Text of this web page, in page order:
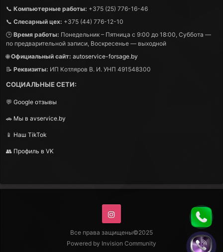
📞 Компьютерные работы: +375 (25) 776-16-46
📞 Слесарный цех: +375 (44) 776-12-10
🕒 Время работы: Понедельник – Пятница с 9:00 до 18:00, Суббота —
по предварительной записи, Воскресенье — выходной
🌐Официальный сайт: autoservice-forsage.by
📝 Реквизиты: ИП Котляров В. И. УНП 491548300
СОЦИАЛЬНЫЕ СЕТИ:
💬 Google отзывы
🚗 Мы в avservice.by
📱 Наш TikTok
👥 Профиль в VK
Все права защищены©2025
Powered by Invision Community